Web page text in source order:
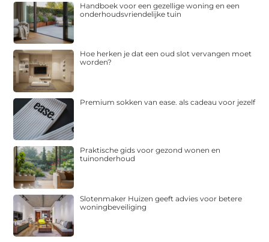
Handboek voor een gezellige woning en een
onderhoudsvriendelijke tuin
Hoe herken je dat een oud slot vervangen moet
worden?
Premium sokken van ease. als cadeau voor jezelf
Praktische gids voor gezond wonen en
tuinonderhoud
Slotenmaker Huizen geeft advies voor betere
woningbeveiliging